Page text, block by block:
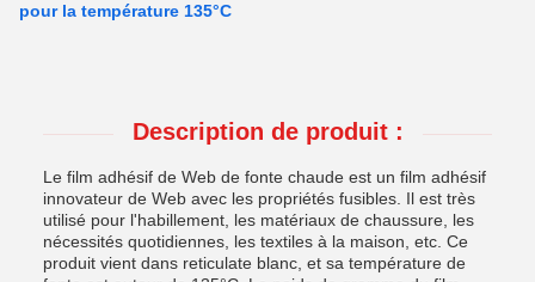
pour la température 135°C
Description de produit :
Le film adhésif de Web de fonte chaude est un film adhésif
innovateur de Web avec les propriétés fusibles. Il est très
utilisé pour l'habillement, les matériaux de chaussure, les
nécessités quotidiennes, les textiles à la maison, etc. Ce
produit vient dans reticulate blanc, et sa température de